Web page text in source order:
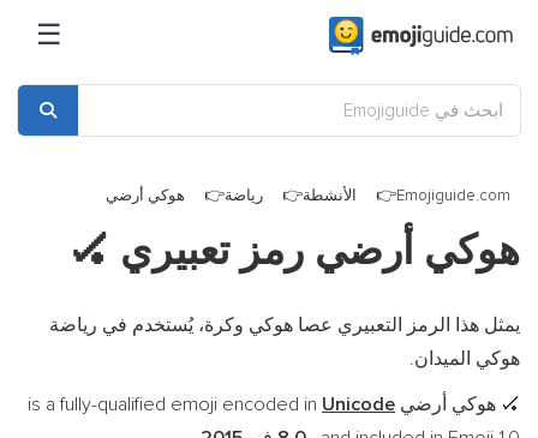
☰
Emojiguide.com الأنشطة رياضة هوكي أرضي
هوكي أرضي رمز تعبيري 🏑
يمثل هذا الرمز التعبيري عصا هوكي وكرة، يُستخدم في رياضة
هوكي الميدان.
🏑 هوكي أرضي is a fully-qualified emoji encoded in Unicode